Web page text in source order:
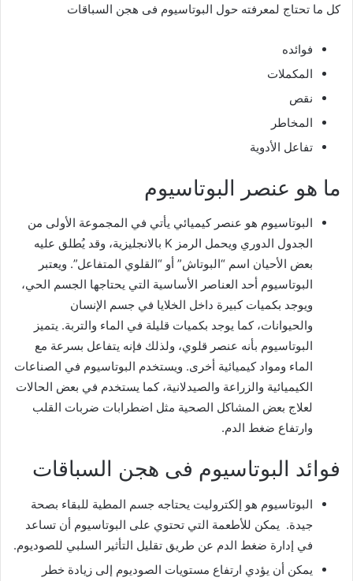
كل ما تحتاج لمعرفته حول البوتاسيوم فى هجن السباقات
فوائده
المكملات
نقص
المخاطر
تفاعل الأدوية
ما هو عنصر البوتاسيوم
البوتاسيوم هو عنصر كيميائي يأتي في المجموعة الأولى من
الجدول الدوري ويحمل الرمز K بالانجليزية، وقد يُطلق عليه
بعض الأحيان اسم “البوتاش” أو “القلوي المتفاعل”. ويعتبر
البوتاسيوم أحد العناصر الأساسية التي يحتاجها الجسم الحي،
ويوجد بكميات كبيرة داخل الخلايا في جسم الإنسان
والحيوانات، كما يوجد بكميات قليلة في الماء والتربة. يتميز
البوتاسيوم بأنه عنصر قلوي، ولذلك فإنه يتفاعل بسرعة مع
الماء ومواد كيميائية أخرى. ويستخدم البوتاسيوم في الصناعات
الكيميائية والزراعة والصيدلانية، كما يستخدم في بعض الحالات
لعلاج بعض المشاكل الصحية مثل اضطرابات ضربات القلب
وارتفاع ضغط الدم.
فوائد البوتاسيوم فى هجن السباقات
البوتاسيوم هو إلكتروليت يحتاجه جسم المطية للبقاء بصحة
جيدة. يمكن للأطعمة التي تحتوي على البوتاسيوم أن تساعد
في إدارة ضغط الدم عن طريق تقليل التأثير السلبي للصوديوم.
يمكن أن يؤدي ارتفاع مستويات الصوديوم إلى زيادة خطر